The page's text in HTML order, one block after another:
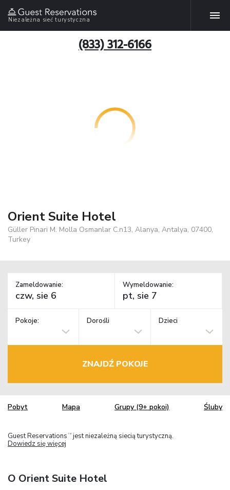
Niezależna sieć turystyczna
(833) 312-6166
Orient Suite Hotel
Güller Pinari M. Molla Osmanlar C.n13, Alanya, Antalya, 07400,
Turkey
Zameldowanie: Wymeldowanie:
Pokoje: Dorośli Dzieci
ZNAJDŹ POKOJE
Pobyt Mapa Grupy (9+ pokoi) Śluby
Guest Reservations TM jest niezależną siecią turystyczną.
Dowiedz się więcej
O Orient Suite Hotel